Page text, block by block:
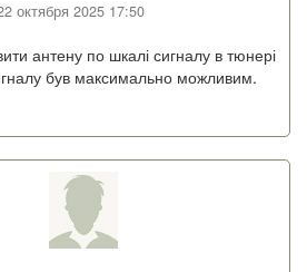
октября 2025 17:50
антену по шкалі сигналу в тюнері
був максимально можливим.